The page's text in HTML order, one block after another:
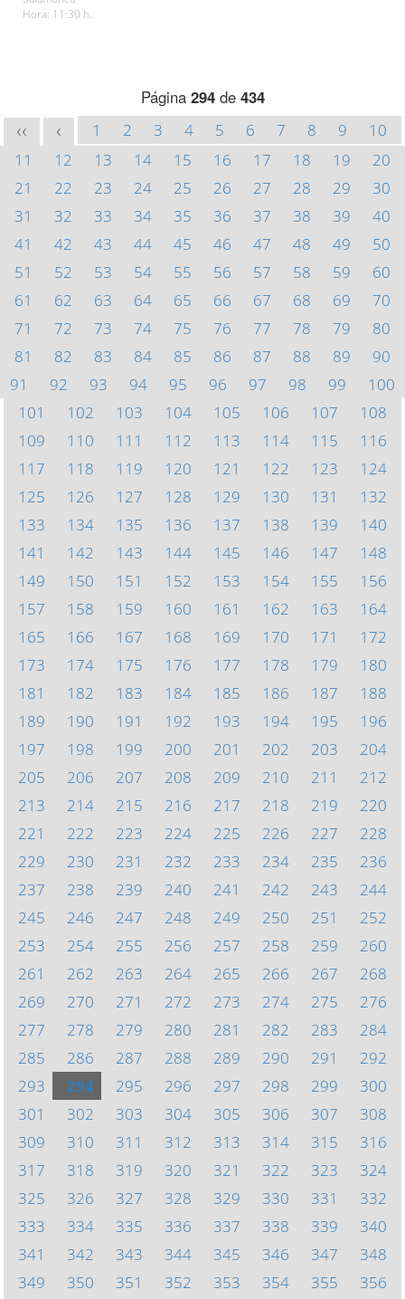
Hora: 11:30 h.
Página 294de 434
<< < 1 2 3 4 5 6 7 8 9
10
11
12 13 14 15 16 17 18 19
20
21
22 23 24 25 26 27 28 29
30
31
32 33 34 35 36 37 38 39
40
41
42 43 44 45 46 47 48 49
50
51
52 53 54 55 56 57 58 59
60
61
62 63 64 65 66 67 68 69
70
71
72 73 74 75 76 77 78 79
80
81
82 83 84 85 86 87 88 89
90
91
92 93 94 95 96 97 98 99
100
101
102 103 104 105 106 107
108
109
110 111 112 113 114 115
116
117
118 119 120 121 122 123
124
125
126 127 128 129 130 131
132
133
134 135 136 137 138 139
140
141
142 143 144 145 146 147
148
149
150 151 152 153 154 155
156
157
158 159 160 161 162 163
164
165
166 167 168 169 170 171
172
173
174 175 176 177 178 179
180
181
182 183 184 185 186 187
188
189
190 191 192 193 194 195
196
197
198 199 200 201 202 203
204
205
206 207 208 209 210 211
212
213
214 215 216 217 218 219
220
221
222 223 224 225 226 227
228
229
230 231 232 233 234 235
236
237
238 239 240 241 242 243
244
245
246 247 248 249 250 251
252
253
254 255 256 257 258 259
260
261
262 263 264 265 266 267
268
269
270 271 272 273 274 275
276
277
278 279 280 281 282 283
284
285
286 287 288 289 290 291
292
293
294 295 296 297 298 299
300
301
302 303 304 305 306 307
308
309
310 311 312 313 314 315
316
317
318 319 320 321 322 323
324
325
326 327 328 329 330 331
332
333
334 335 336 337 338 339
340
341
342 343 344 345 346 347
348
349
350 351 352 353 354 355 356